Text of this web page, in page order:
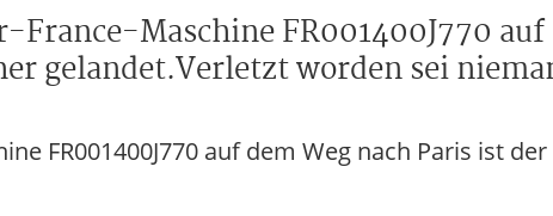
Maschine FR001400J770 auf
gelandet.Verletzt worden sei
FR001400J770 auf dem Weg nach Paris ist der